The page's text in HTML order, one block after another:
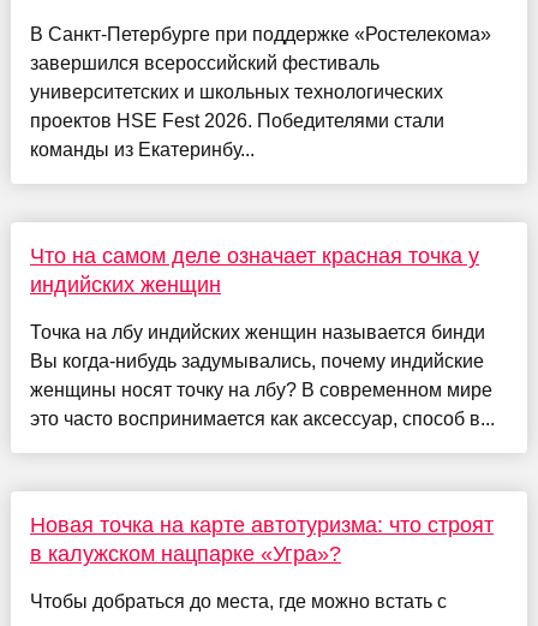
В Санкт-Петербурге при поддержке «Ростелекома»
завершился всероссийский фестиваль
университетских и школьных технологических
проектов HSE Fest 2026. Победителями стали
команды из Екатеринбу...
Что на самом деле означает красная точка у
индийских женщин
Точка на лбу индийских женщин называется бинди
Вы когда-нибудь задумывались, почему индийские
женщины носят точку на лбу? В современном мире
это часто воспринимается как аксессуар, способ в...
Новая точка на карте автотуризма: что строят
в калужском нацпарке «Угра»?
Чтобы добраться до места, где можно встать с